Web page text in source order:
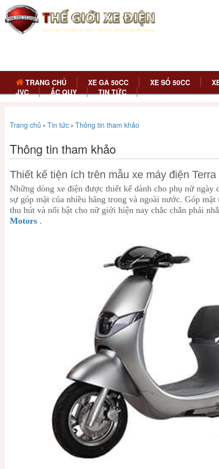
TRANG CHỦ XE GA 50CC XE SỐ 50CC
JVC
ẮC QUY TIN TỨC
Trang chủ › Tin tức › Thông tin tham khảo
Thông tin tham khảo
Thiết kế tiện ích trên mẫu xe máy điện Terra
Những dòng xe điện được thiết kế dành cho phụ nữ ngày
sự góp mặt của nhiều hãng trong và ngoài nước. Góp
thu hút và nổi bật cho nữ giới hiện nay chắc chắn phải
Motors .